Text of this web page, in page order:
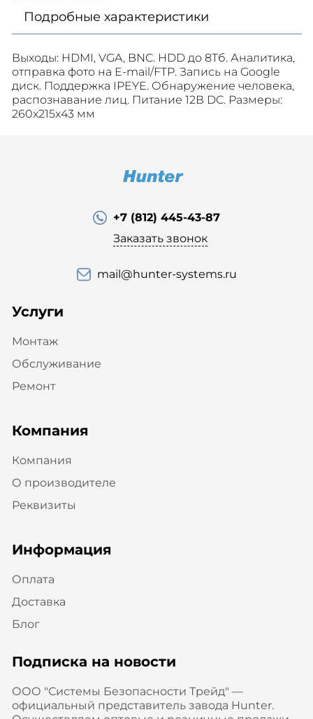
Подробные характеристики
Выходы: HDMI, VGA, BNC. HDD до 8Тб. Аналитика,
отправка фото на E-mail/FTP. Запись на Google
диск. Поддержка IPEYE. Обнаружение человека,
распознавание лиц. Питание 12В DC. Размеры:
260x215x43 мм
+7 (812) 445-43-87
Заказать звонок
mail@hunter-systems.ru
Услуги
Монтаж
Обслуживание
Ремонт
Компания
Компания
О производителе
Реквизиты
Информация
Оплата
Доставка
Блог
Подписка на новости
ООО "Системы Безопасности Трейд" —
официальный представитель завода Hunter.